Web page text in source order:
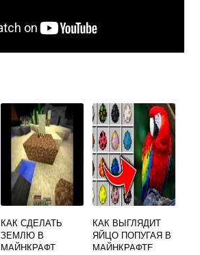
КАК СДЕЛАТЬ
ЗЕМЛЮ В
МАЙНКРАФТ
КАК ВЫГЛЯДИТ
ЯЙЦО ПОПУГАЯ В
МАЙНКРАФТЕ